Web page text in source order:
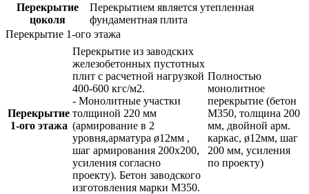
Перекрытие
цоколя
Перекрытием является утепленная
фундаментная плита
Перекрытие 1-ого этажа
Перекрытие
1-ого этажа
Перекрытие из заводских
железобетонных пустотных
плит с расчетной нагрузкой
400-600 кгс/м2.
- Монолитные участки
толщиной 220 мм
(армирование в 2
уровня,арматура ø12мм ,
шаг армирования 200х200,
усиления согласно
проекту). Бетон заводского
изготовления марки М350.
Полностью
монолитное
перекрытие (бетон
М350, толщина 200
мм, двойной арм.
каркас, ø12мм, шаг
200 мм, усиления
по проекту)